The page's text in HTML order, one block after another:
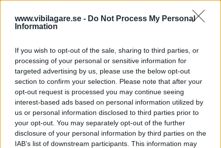
www.vibilagare.se - Do Not Process My Personal
Information
If you wish to opt-out of the sale, sharing to third parties, or
processing of your personal or sensitive information for
targeted advertising by us, please use the below opt-out
section to confirm your selection. Please note that after your
opt-out request is processed you may continue seeing
interest-based ads based on personal information utilized by
us or personal information disclosed to third parties prior to
your opt-out. You may separately opt-out of the further
disclosure of your personal information by third parties on the
IAB’s list of downstream participants. This information may
”God chans att bli ny favorit”
Utbudet av terrängdugliga kombibilar har krympt men fylls
nu på av eldrivna Toyota bZ4X Touring. Vi provkör.